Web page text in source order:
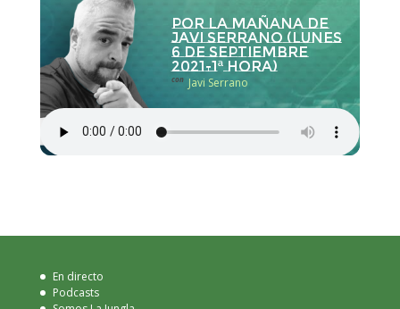
Por la Mañana de
Javi Serrano (lunes
6 de septiembre
2021-1ª hora)
con Javi Serrano
En directo
Podcasts